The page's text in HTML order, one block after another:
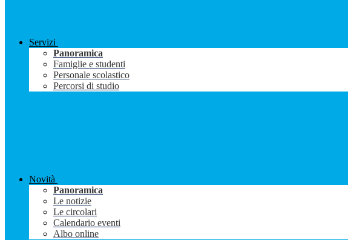
Servizi
Panoramica
Famiglie e studenti
Personale scolastico
Percorsi di studio
Novità
Panoramica
Le notizie
Le circolari
Calendario eventi
Albo online